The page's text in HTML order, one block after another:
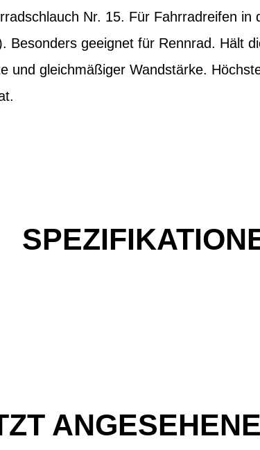
Nr. 15. Für Fahrradreifen in
Besonders geeignet für Rennrad. Hält
und gleichmäßiger Wandstärke.